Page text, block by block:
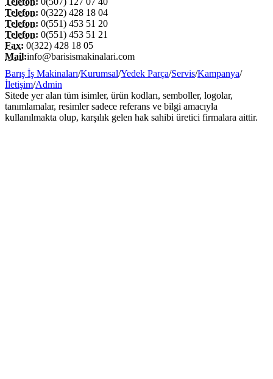
Telefon: 0(322) 428 18 04
Telefon: 0(551) 453 51 20
Telefon: 0(551) 453 51 21
Fax: 0(322) 428 18 05
Mail:info@barisismakinalari.com
Barış İş Makinaları/Kurumsal/Yedek Parça/Servis/Kampanya/
İletişim/Admin
Sitede yer alan tüm isimler, ürün kodları, semboller, logolar,
tanımlamalar, resimler sadece referans ve bilgi amacıyla
kullanılmakta olup, karşılık gelen hak sahibi üretici firmalara aittir.